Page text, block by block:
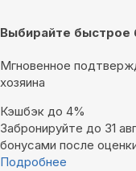
Выбирайте быстрое
Мгновенное
хозяина
Кэшбэк до 4%
Забронируйте до 31
бонусами после
Подробнее